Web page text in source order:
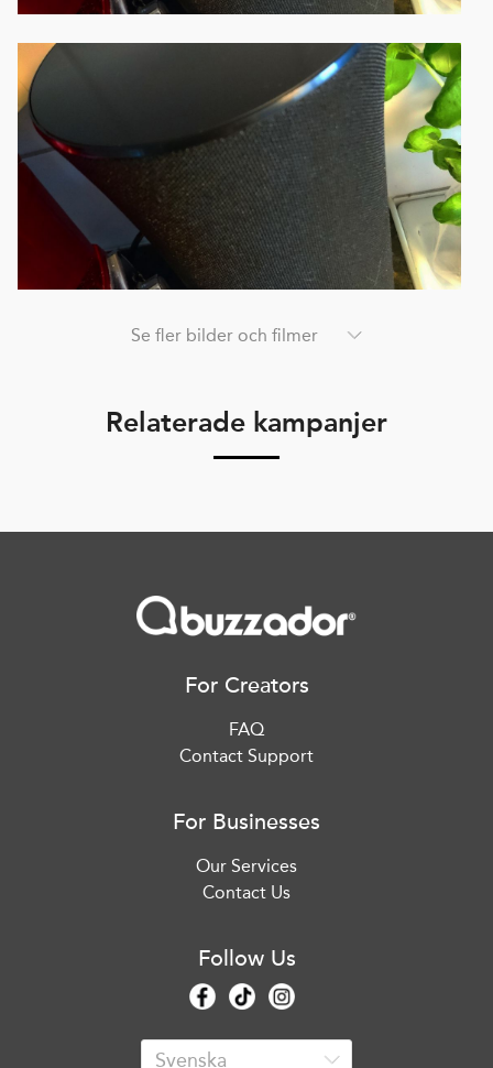
Se fler bilder och filmer
Relaterade kampanjer
For Creators
FAQ
Contact Support
For Businesses
Our Services
Contact Us
Follow Us